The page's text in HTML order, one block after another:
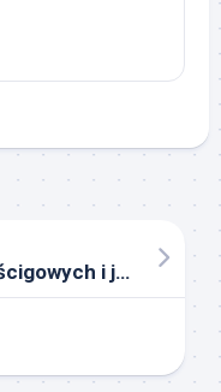
Sprzęt do symulatorów wyścigowych i jego rozwój